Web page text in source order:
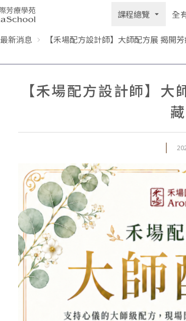
課程總覽 全
最新消息 【禾場配方設計師】大師配方展 揭開
【禾場配方設計師】